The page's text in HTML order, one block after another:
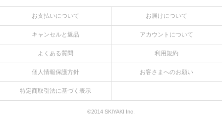
お支払いについて お届けについて
キャンセルと返品 アカウントについて
よくある質問 利用規約
個人情報保護方針 お客さまへのお願い
特定商取引法に基づく表示
©2014 SKIYAKI Inc.